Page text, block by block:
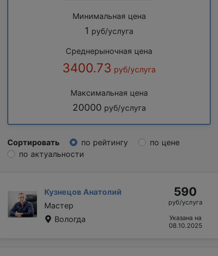
Минимальная цена
1 руб/услуга
Среднерыночная цена
3400.73 руб/услуга
Максимальная цена
20000 руб/услуга
Сортировать по рейтингу
по цене
по актуальности
Кузнецов Анатолий
Мастер
Вологда
590
руб/услуга
Указана на
08.10.2025